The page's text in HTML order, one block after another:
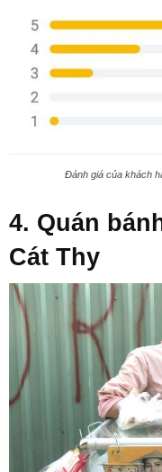
Đánh giá của khách
4. Quán
Cát Thy